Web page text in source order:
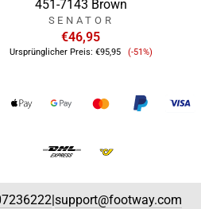
451-7143 Brown
SENATOR
€46,95
Ursprünglicher Preis: €95,95 Verkaufspreis
(-51%)
|support@footway.com